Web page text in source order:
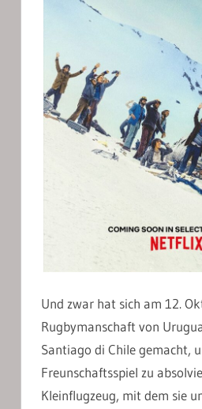
Und zwar hat sich am 12.
Rugbymanschaft von
Santiago di Chile gemacht,
Freunschaftsspiel zu
Kleinflugzeug, mit dem sie